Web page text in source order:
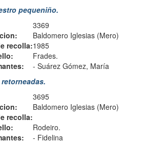
pequeniño.
3369
Baldomero Iglesias (Mero)
recolla:1985
Frades.
- Suárez Gómez, María
3695
Baldomero Iglesias (Mero)
recolla:
Rodeiro.
- Fidelina